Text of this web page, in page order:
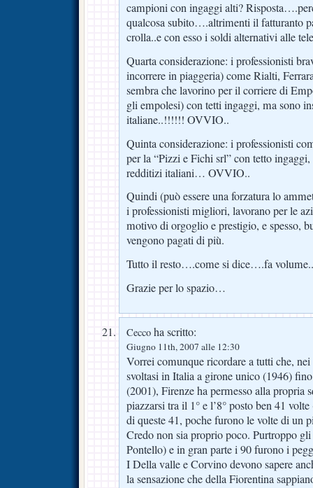
campioni con ingaggi alti?
qualcosa subito….altrimenti il fatturanto
crolla..e con esso i soldi alternativi alle
Quarta considerazione: i professionisti
incorrere in piaggeria) come Rialti,
sembra che lavorino per il corriere di
gli empolesi) con tetti ingaggi, ma sono
italiane..!!!!!! OVVIO..
Quinta considerazione: i professionisti
per la “Pizzi e Fichi srl” con tetto
redditizi italiani… OVVIO..
Quindi (può essere una forzatura lo
i professionisti migliori, lavorano per le
motivo di orgoglio e prestigio, e spesso,
vengono pagati di più.
Tutto il resto….come si dice….fa volume..
Grazie per lo spazio…
Cecco ha scritto:
Giugno 11th, 2007 alle 12:30
Vorrei comunque ricordare a tutti che,
svoltasi in Italia a girone unico (1946)
(2001), Firenze ha permesso alla propria
piazzarsi tra il 1° e l’8° posto ben 41
di queste 41, poche furono le volte di un
Credo non sia proprio poco. Purtroppo
Pontello) e in gran parte i 90 furono i
I Della valle e Corvino devono sapere
la sensazione che della Fiorentina